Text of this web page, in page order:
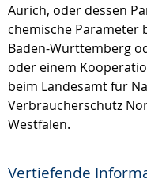
Aurich, oder dessen
chemische Parameter
Baden-Württemberg
oder einem
beim Landesamt für
Verbraucherschutz
Westfalen.
Vertiefende